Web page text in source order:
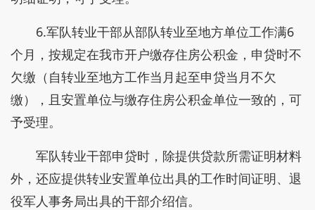
6.军队转业干部从部队转业至地方单位工作满6
个月，按规定在我市开户缴存住房公积金，申贷时不
欠缴（自转业至地方工作当月起至申贷当月不欠
缴），且安置单位与缴存住房公积金单位一致的，可
予受理。
军队转业干部申贷时，除提供贷款所需证明材料
外，还应提供转业安置单位出具的工作时间证明、退
役军人事务局出具的干部介绍信。